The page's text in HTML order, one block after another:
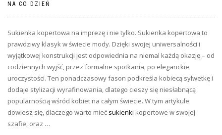
NA CO DZIEŃ
Sukienka kopertowa na imprezę i nie tylko. Sukienka kopertowa to
prawdziwy klasyk w świecie mody. Dzięki swojej uniwersalności i
wyjątkowej konstrukcji jest odpowiednia na niemal każdą okazję – od
codziennych wyjść, przez formalne spotkania, po eleganckie
uroczystości. Ten ponadczasowy fason podkreśla kobiecą sylwetkę i
dodaje stylizacji wyrafinowania, dlatego cieszy się niesłabnącą
popularnością wśród kobiet na całym świecie. W tym artykule
dowiesz się, dlaczego warto mieć sukienki kopertowe w swojej
szafie, oraz …